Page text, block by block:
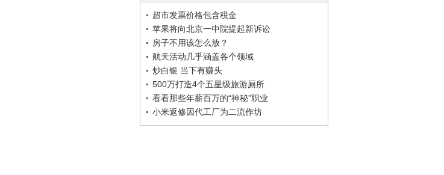
超市发票价格包含税金
苹果将向北京一中院提起新诉讼
房子不用该怎么放？
航天活动几乎涵盖各个领域
炒白银 当下有赚头
500万打造4个五星级旅游厕所
看看那些年薪百万的“神秘”职业
小米返修因代工厂为二流作坊